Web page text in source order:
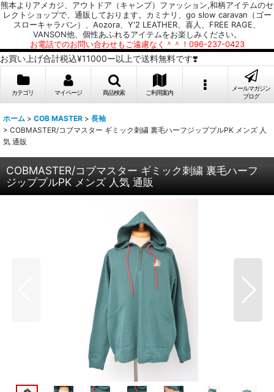
熊本よりアメカジ、アウトドア（キャンプ）ファッション,和柄アイテムのセ
レクトショップで、通販しております。カミナリ、go slow caravan（ゴー
スローキャラバン）、Aozora、Y'2 LEATHER、喜人、FREE RAGE、
VANSON他、個性あふれるアイテムをお楽しみください。
お電話でのお問い合わせもご遠慮なく＾＾！096-237-0423
お買い上げ合計税込¥11000ー以上で送料無料です❣️
カテゴリ マイページ 商品検索 ご利用案内
メールマガジン
ブログ
ホーム > COB MASTER > 長袖
> COBMASTER/コブマスター ギミック刺繍 裏毛ハーフジッププルPK メンズ 人
気 通販
COBMASTER/コブマスター ギミック刺繍 裏毛ハーフ
ジッププルPK メンズ 人気 通販